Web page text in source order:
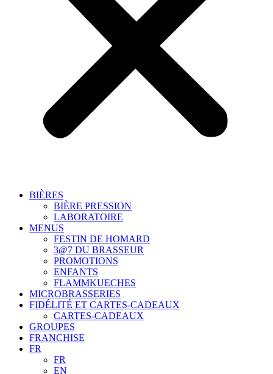
BIÈRES
BIÈRE PRESSION
LABORATOIRE
MENUS
FESTIN DE HOMARD
3@7 DU BRASSEUR
PROMOTIONS
ENFANTS
FLAMMKUECHES
MICROBRASSERIES
FIDÉLITÉ ET CARTES-CADEAUX
CARTES-CADEAUX
GROUPES
FRANCHISE
FR
FR
EN